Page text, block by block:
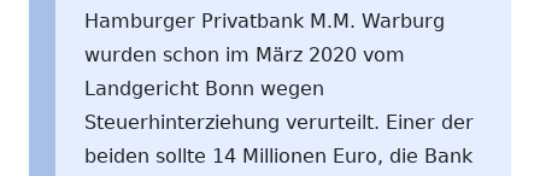
Hamburger Privatbank M.M. Warburg
wurden schon im März 2020 vom
Landgericht Bonn wegen
Steuerhinterziehung verurteilt. Einer der
beiden sollte 14 Millionen Euro, die Bank